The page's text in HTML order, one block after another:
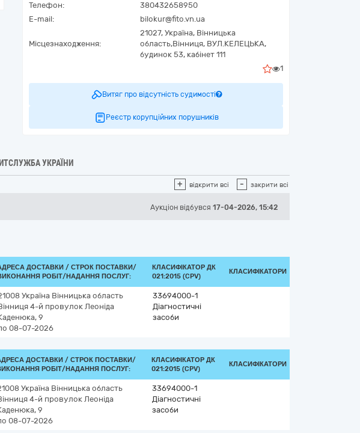
Телефон:
380432658950
E-mail:
bilokur@fito.vn.ua
Місцезнаходження:
21027, Україна, Вінницька
область,Вінниця, ВУЛ.КЕЛЕЦЬКА,
будинок 53, кабінет 111
1
Витяг про відсутність судимості
Реєстр корупційних порушників
УКРАЇНИ
+ відкрити всі - закрити всі
Аукціон відбувся 17-04-2026, 15:42
ДОСТАВКИ / СТРОК ПОСТАВКИ/
РОБІТ/НАДАННЯ ПОСЛУГ:
КЛАСИФІКАТОР ДК
021:2015 (CPV)
КЛАСИФІКАТОРИ
Україна Вінницька область
4-й провулок Леоніда
9
08-07-2026
33694000-1
Діагностичні
засоби
ДОСТАВКИ / СТРОК ПОСТАВКИ/
РОБІТ/НАДАННЯ ПОСЛУГ:
КЛАСИФІКАТОР ДК
021:2015 (CPV)
КЛАСИФІКАТОРИ
Україна Вінницька область
4-й провулок Леоніда
9
08-07-2026
33694000-1
Діагностичні
засоби